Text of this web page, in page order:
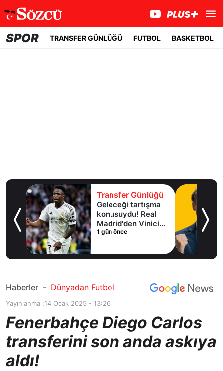
SPOR TRANSFER GÜNLÜĞÜ FUTBOL BASKETBOL
Transfer Günlüğü
Geleceği tartışma
konusuydu! Real
Madrid'den Vinicius
Junior kararı
1 gün önce
Haberler - Dünyadan Futbol
Yayınlanma :14 Ocak 2025 - 13:26
Fenerbahçe Diego Carlos
transferini son anda askıya
aldı!